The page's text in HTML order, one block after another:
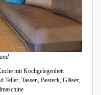
mit Kochgelegenheit
Teller, Tassen, Besteck, Gläser,